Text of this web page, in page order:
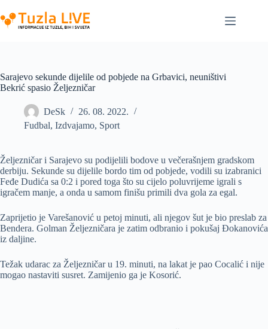
to
content
Sarajevo sekunde dijelile od pobjede na Grbavici, neuništivi
Bekrić spasio Željezničar
DeSk
26. 08. 2022.
Fudbal, Izdvajamo, Sport
Željezničar i Sarajevo su podijelili bodove u večerašnjem gradskom
derbiju. Sekunde su dijelile bordo tim od pobjede, vodili su izabranici
Feđe Dudića sa 0:2 i pored toga što su cijelo poluvrijeme igrali s
igračem manje, a onda u samom finišu primili dva gola za egal.
Zaprijetio je Varešanović u petoj minuti, ali njegov šut je bio preslab za
Bendera. Golman Željezničara je zatim odbranio i pokušaj Đokanovića
iz daljine.
Težak udarac za Željezničar u 19. minuti, na lakat je pao Cocalić i nije
mogao nastaviti susret. Zamijenio ga je Kosorić.